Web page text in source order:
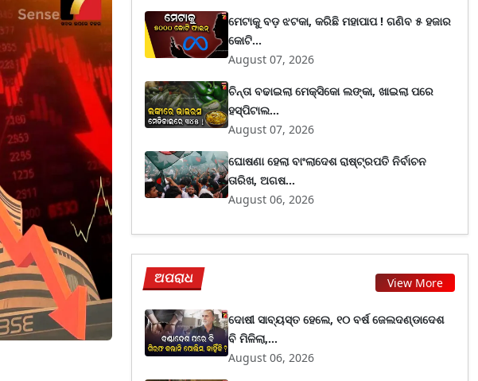
ମେଟାକୁ ବଡ଼ ଝଟକା, କରିଛି ମହାପାପ ! ଗଣିବ ୫ ହଜାର
କୋଟି...
August 07, 2026
ଚିନ୍ତା ବଢାଇଲା ମେକ୍ସିକୋ ଲଙ୍କା, ଖାଇଲା ପରେ
ହସ୍ପିଟାଲ...
August 07, 2026
ଘୋଷଣା ହେଲା ବାଂଲାଦେଶ ରାଷ୍ଟ୍ରପତି ନିର୍ବାଚନ
ତାରିଖ, ଅଗଷ...
August 06, 2026
ଅପରାଧ View More
ଦୋଷୀ ସାବ୍ୟସ୍ତ ହେଲେ, ୧୦ ବର୍ଷ ଜେଲଦଣ୍ଡାଦେଶ
ବି ମିଳିଲା,...
August 06, 2026